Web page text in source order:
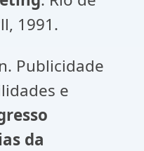
1991.
Publicidade
e
da